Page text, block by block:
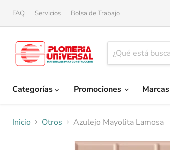
FAQ Servicios Bolsa de Trabajo
Categorías
Promociones Marcas
Inicio Otros Azulejo Mayolita Lamosa